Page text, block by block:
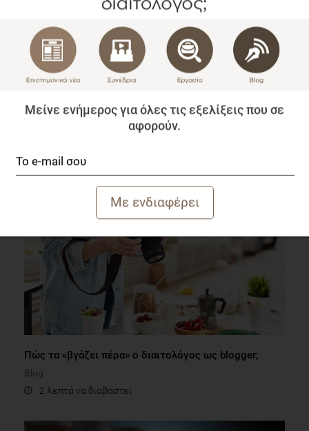
Ποια είναι η σχέση του πελάτη σας, στο διαιτολογικό
1 λεπτό να διαβαστεί
Πώς τα «βγάζει πέρα» ο διαιτολόγος ως blogger;
Blog
2 λεπτά να διαβαστεί
Μείνε ενήμερος για όλες τις εξελίξεις που σε
αφορούν.